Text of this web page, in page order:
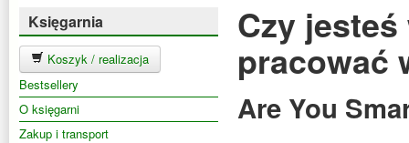
Księgarnia
Koszyk / realizacja
Bestsellery
O księgarni
Zakup i transport
Czy
pracować
Are You